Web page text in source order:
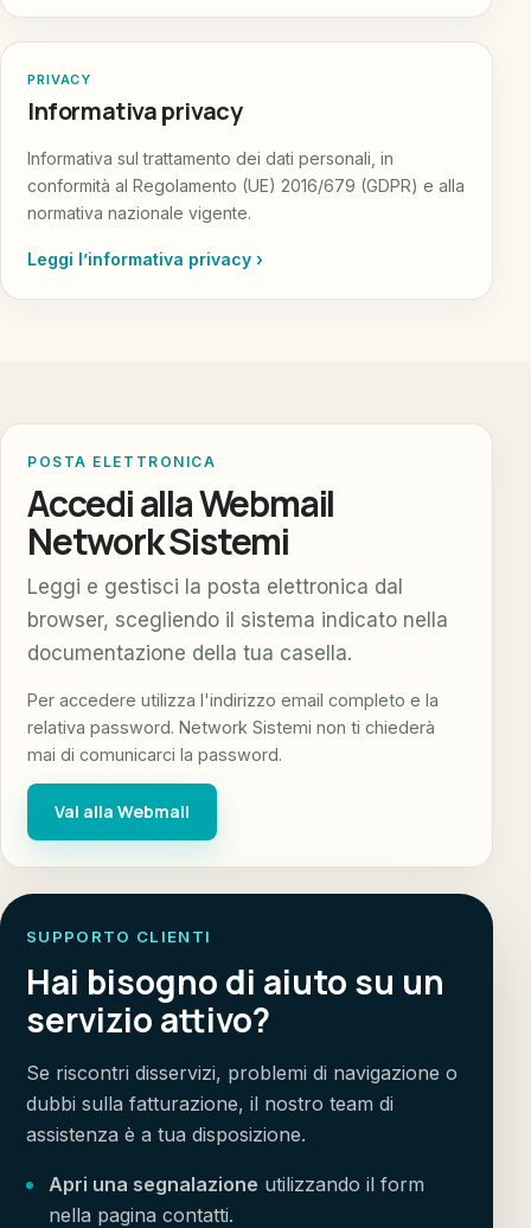
PRIVACY
Informativa privacy
Informativa sul trattamento dei dati personali, in
conformità al Regolamento (UE) 2016/679 (GDPR) e alla
normativa nazionale vigente.
Leggi l’informativa privacy ›
POSTA ELETTRONICA
Accedi alla Webmail
Network Sistemi
Leggi e gestisci la posta elettronica dal
browser, scegliendo il sistema indicato nella
documentazione della tua casella.
Per accedere utilizza l'indirizzo email completo e la
relativa password. Network Sistemi non ti chiederà
mai di comunicarci la password.
Vai alla Webmail
SUPPORTO CLIENTI
Hai bisogno di aiuto su un
servizio attivo?
Se riscontri disservizi, problemi di navigazione o
dubbi sulla fatturazione, il nostro team di
assistenza è a tua disposizione.
Apri una segnalazione utilizzando il form
nella pagina contatti.